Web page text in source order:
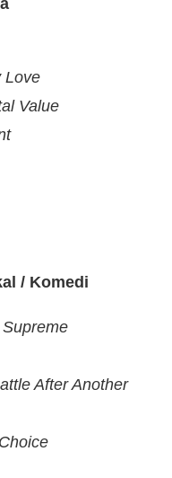
Love
Value
/ Komedi
After Another